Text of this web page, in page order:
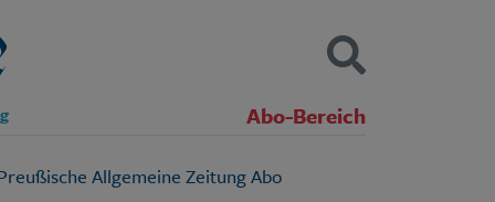
Abo-Bereich
Kontakt